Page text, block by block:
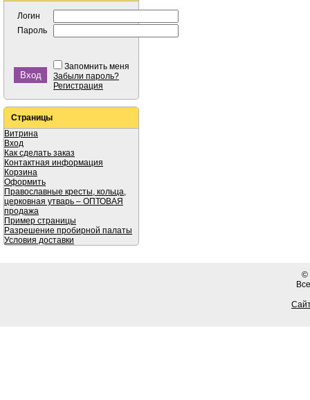
Логин
Пароль
Запомнить меня
Забыли пароль?
Регистрация
Страницы
Витрина
Вход
Как сделать заказ
Контактная информация
Корзина
Оформить
Православные кресты, кольца,
церковная утварь – ОПТОВАЯ
продажа
Пример страницы
Разрешение пробирной палаты
Условия доставки
©